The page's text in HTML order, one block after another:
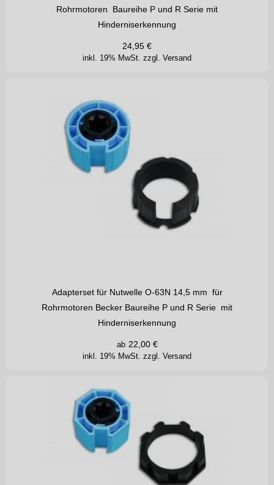
Rohrmotoren Baureihe P und R Serie mit
Hinderniserkennung
inkl. 19% MwSt. zzgl. Versand
24,95 €
Adapterset für Nutwelle O-63N 14,5 mm für
Rohrmotoren Becker Baureihe P und R Serie mit
Hinderniserkennung
inkl. 19% MwSt. zzgl. Versand
ab 22,00€